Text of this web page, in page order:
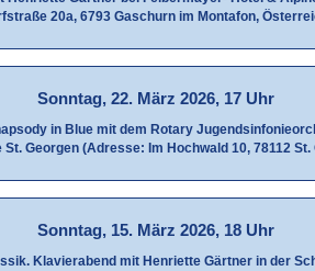
20a, 6793 Gaschurn im Montafon,
Sonntag, 22. März 2026, 17 Uhr
in Blue mit dem Rotary
St. Georgen (Adresse: Im Hochwald 10, 78112 St.
Sonntag, 15. März 2026, 18 Uhr
Klavierabend mit Henriette Gärtner in der